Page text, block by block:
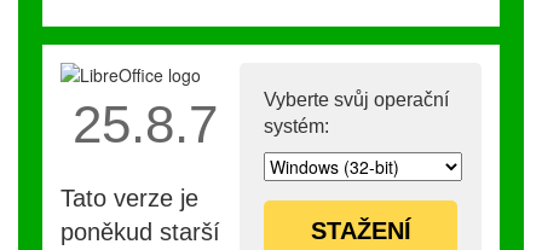
Vyberte svůj operační
systém:
STAŽENÍ
25.8.7
Tato verze je
poněkud starší